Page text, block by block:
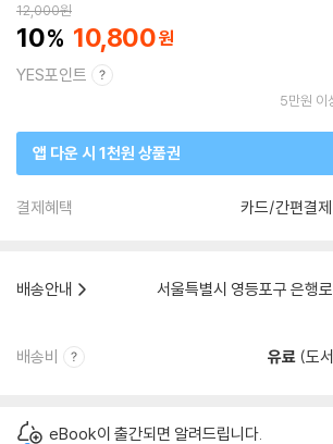
12,000원
10 10,800
YES포인트
5만원 이
앱 다운 시 1천원 상품권
결제혜택 카드/간편결
배송안내
서울특별시 영등포구 은행
배송비 유료 (도
eBook이 출간되면 알려드립니다.